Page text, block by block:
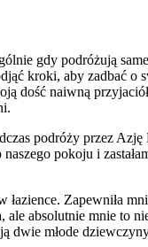
gdy podróżują
kroki, aby zadbać o
dość naiwną
podróży przez
pokoju i
łazience. Zapewniła
absolutnie mnie to
dwie młode